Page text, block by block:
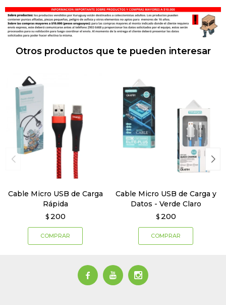
Otros productos que te pueden interesar
Cable Micro USB de Carga
Rápida
$ 200
Cable Micro USB de Carga y
Datos - Verde Claro
$ 200
  